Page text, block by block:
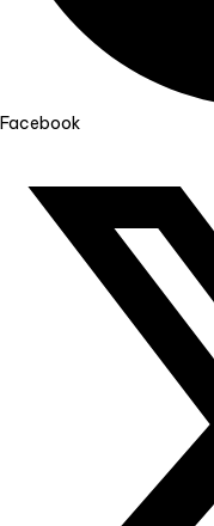
Facebook